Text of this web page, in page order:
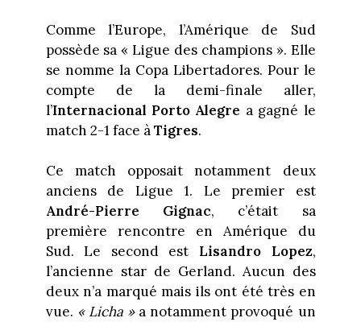
Comme l’Europe, l’Amérique de Sud
possède sa « Ligue des champions ». Elle
se nomme la Copa Libertadores. Pour le
compte de la demi-finale aller,
l’Internacional Porto Alegre a gagné le
match 2-1 face àTigres.
Ce match opposait notamment deux
anciens de Ligue 1. Le premier est
André-Pierre Gignac, c’était sa
première rencontre en Amérique du
Sud. Le second est Lisandro Lopez,
l’ancienne star de Gerland. Aucun des
deux n’a marqué mais ils ont été très en
vue. « Licha »a notamment provoqué un